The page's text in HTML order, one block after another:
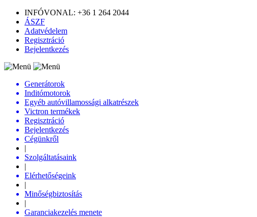
INFÓVONAL: +36 1 264 2044
ÁSZF
Adatvédelem
Regisztráció
Bejelentkezés
Generátorok
Inditómotorok
Egyéb autóvillamossági alkatrészek
Victron termékek
Regisztráció
Bejelentkezés
Cégünkről
|
Szolgáltatásaink
|
Elérhetőségeink
|
Minőségbiztosítás
|
Garanciakezelés menete